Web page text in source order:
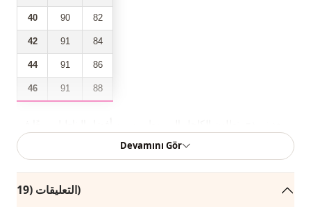
40 90 82
42 91 84
44 91 86
46 91 88
الموسم الجديد لملابس الحجاب الكلاسيكية بجيوبها المزدوجة وسحابها
يمكنك بسهولة شرائه بسعر مناسب وجعل مجموعاتك أكثر أناقة.
Devamını Gör
التعليقات (19)